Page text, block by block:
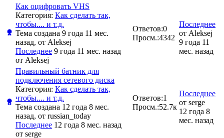
Как оцифровать VHS
Категория: Как сделать так,
чтобы.... и т.д.
Тема создана 9 года 11 мес.
назад, от Aleksej
Последнее 9 года 11 мес. назад
от Aleksej
Ответов:0
Просм.:4342
Последнее
от Aleksej
9 года 11
мес. назад
Правильный батник для
подключения сетевого диска
Категория: Как сделать так,
чтобы.... и т.д.
Тема создана 12 года 8 мес.
назад, от russian_today
Последнее 12 года 8 мес. назад
от serge
Ответов:1
Просм.:52.7к
Последнее
от serge
12 года 8
мес. назад